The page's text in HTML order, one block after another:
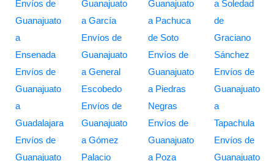
Envíos de
Guanajuato
a
Ensenada
Envíos de
Guanajuato
a
Guadalajara
Envíos de
Guanajuato
Guanajuato
a García
Envíos de
Guanajuato
a General
Escobedo
Envíos de
Guanajuato
a Gómez
Palacio
Guanajuato
a Pachuca
de Soto
Envíos de
Guanajuato
a Piedras
Negras
Envíos de
Guanajuato
a Poza
a Soledad
de
Graciano
Sánchez
Envíos de
Guanajuato
a
Tapachula
Envíos de
Guanajuato